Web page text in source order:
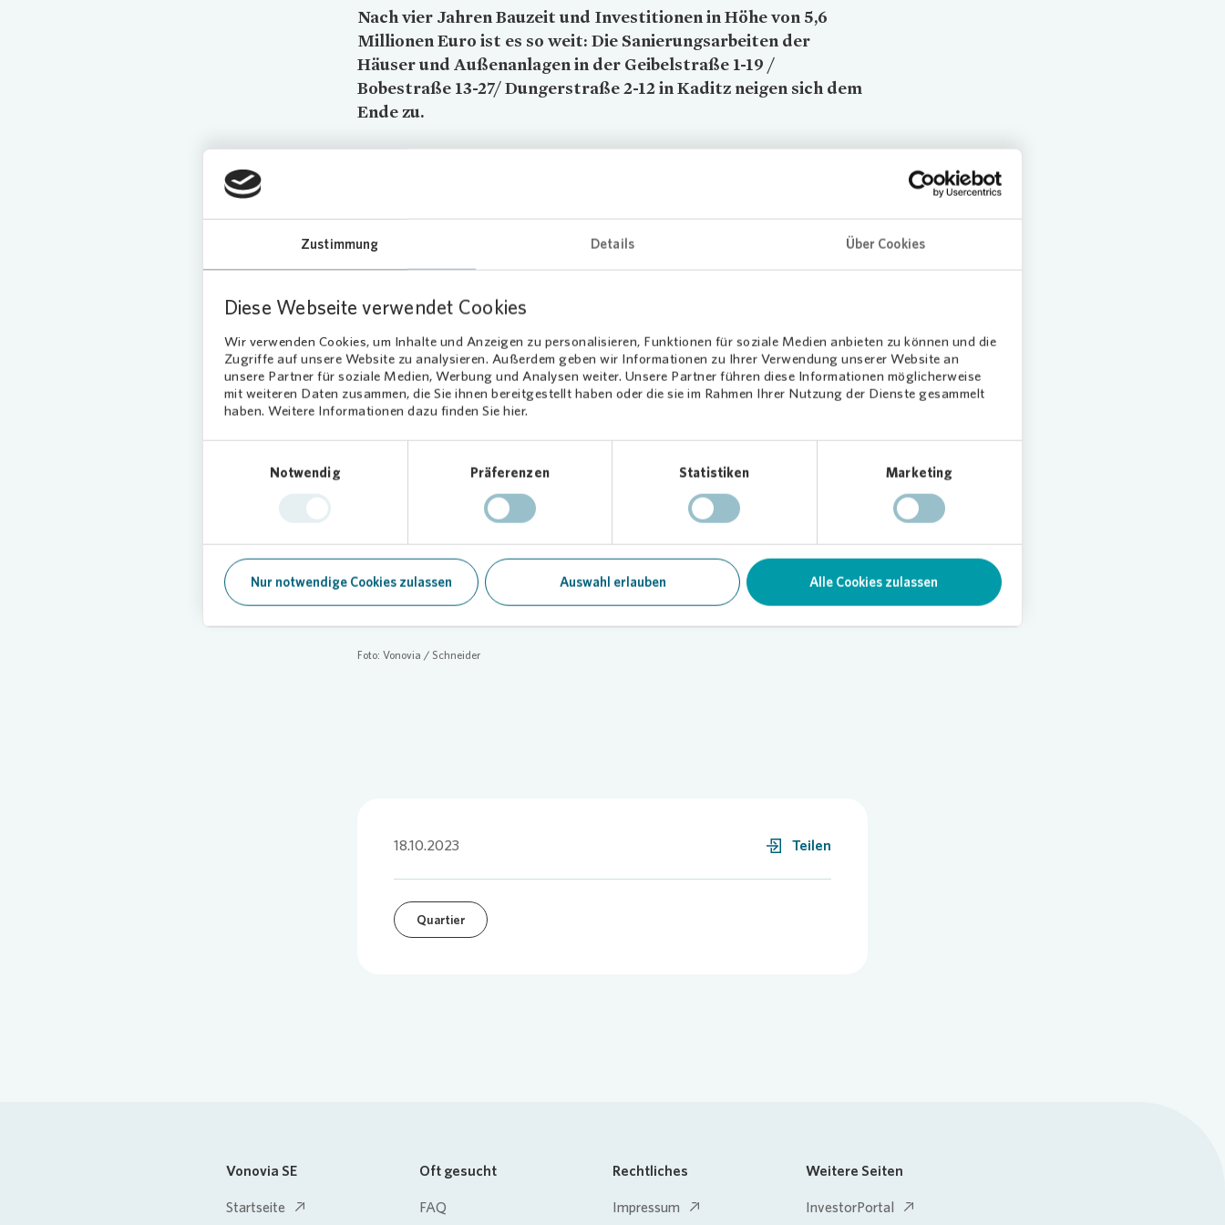
Zustimmung Details Über Cookies
Diese Webseite verwendet Cookies
Wir verwenden Cookies, um Inhalte und Anzeigen zu personalisieren, Funktionen für soziale Medien anbieten zu können und die
Zugriffe auf unsere Website zu analysieren. Außerdem geben wir Informationen zu Ihrer Verwendung unserer Website an
unsere Partner für soziale Medien, Werbung und Analysen weiter. Unsere Partner führen diese Informationen möglicherweise
mit weiteren Daten zusammen, die Sie ihnen bereitgestellt haben oder die sie im Rahmen Ihrer Nutzung der Dienste gesammelt
haben. Weitere Informationen dazu finden Sie hier.
Notwendig
Präferenzen Statistiken Marketing
Nur notwendige Cookies zulassen Auswahl erlauben Alle Cookies zulassen
Nach vier Jahren Bauzeit und Investitionen in Höhe von 5,6
Millionen Euro ist es so weit: Die Sanierungsarbeiten der
Häuser und Außenanlagen in der Geibelstraße 1-19 /
Bobestraße 13-27/ Dungerstraße 2-12 in Kaditz neigen sich dem
Ende zu.
Um den Mietern für ihre Geduld und Unterstützung in dieser Zeit zu danken, lud
alle Bewohner zu einem Mieterfest ein. Das Mieterfest am 17. Oktober war
statt. Alle Gäste konnten sich an Bratwurst, frisch gebackenen Waffeln und
Modernes Quartier
Regionalleiter für Dresden Nordwest bei
. „Neue Außenanlagen, die
Schaffung von eingezäunten Müllplätzen und die Erneuerung der Parkflächen
machen das Areal nun zu einem modernen Quartier“, so der Regionalleiter weiter.
denkmalgeschützten Häusern notwendige Brandschutzmaßnahmen durchgeführt.
„Besonders freuen wir uns über die neuen Geräte auf dem Spielplatz“, erklärt Robin
Schmidt.
Foto: Vonovia / Schneider
18.10.2023 Teilen
Quartier
Vonovia SE
Startseite
Oft gesucht
FAQ
Rechtliches
Impressum
Weitere Seiten
InvestorPortal